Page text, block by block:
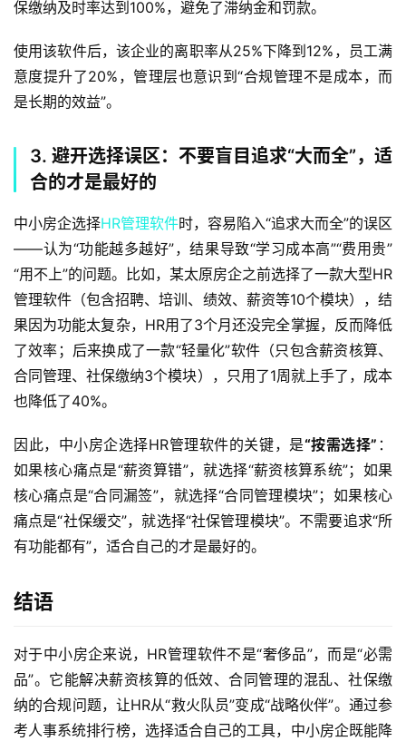
保缴纳及时率达到100%，避免了滞纳金和罚款。
使用该软件后，该企业的离职率从25%下降到12%，员工满
意度提升了20%，管理层也意识到“合规管理不是成本，而
是长期的效益”。
3. 避开选择误区：不要盲目追求“大而全”，适
合的才是最好的
中小房企选择HR管理软件时，容易陷入“追求大而全”的误区
——认为“功能越多越好”，结果导致“学习成本高”“费用贵”
“用不上”的问题。比如，某太原房企之前选择了一款大型HR
管理软件（包含招聘、培训、绩效、薪资等10个模块），结
果因为功能太复杂，HR用了3个月还没完全掌握，反而降低
了效率；后来换成了一款“轻量化”软件（只包含薪资核算、
合同管理、社保缴纳3个模块），只用了1周就上手了，成本
也降低了40%。
因此，中小房企选择HR管理软件的关键，是“按需选择” ：
如果核心痛点是“薪资算错”，就选择“薪资核算系统”；如果
核心痛点是“合同漏签”，就选择“合同管理模块”；如果核心
痛点是“社保缓交”，就选择“社保管理模块”。不需要追求“所
有功能都有”，适合自己的才是最好的。
结语
对于中小房企来说，HR管理软件不是“奢侈品”，而是“必需
品”。它能解决薪资核算的低效、合同管理的混乱、社保缴
纳的合规问题，让HR从“救火队员”变成“战略伙伴”。通过参
考人事系统排行榜，选择适合自己的工具，中小房企既能降